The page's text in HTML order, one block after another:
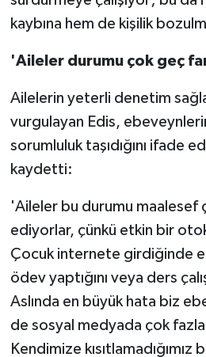
kaybına hem de kişilik
'Aileler durumu çok geç
Ailelerin yeterli denetim
vurgulayan Edis,
sorumluluk taşıdığını ifade
kaydetti:
'Aileler bu durumu maalesef
ediyorlar, çünkü etkin bir
Çocuk internete girdiğinde
ödev yaptığını veya ders
Aslında en büyük hata biz
de sosyal medyada çok
Kendimize kısıtlamadığımız